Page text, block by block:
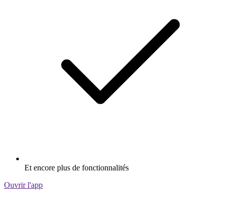
Et encore plus de fonctionnalités
Ouvrir l'app